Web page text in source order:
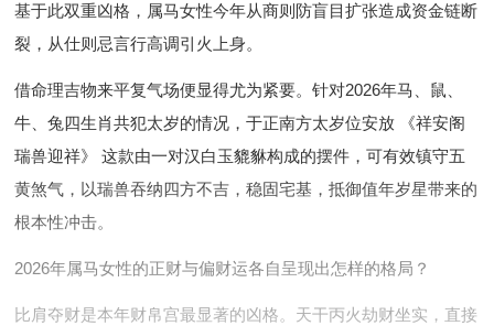
基于此双重凶格，属马女性今年从商则防盲目扩张造成资金链断
裂，从仕则忌言行高调引火上身。
借命理吉物来平复气场便显得尤为紧要。针对2026年马、鼠、
牛、兔四生肖共犯太岁的情况，于正南方太岁位安放 《祥安阁
瑞兽迎祥》 这款由一对汉白玉貔貅构成的摆件，可有效镇守五
黄煞气，以瑞兽吞纳四方不吉，稳固宅基，抵御值年岁星带来的
根本性冲击。
2026年属马女性的正财与偏财运各自呈现出怎样的格局？
比肩夺财是本年财帛宫最显著的凶格。天干丙火劫财坐实，直接